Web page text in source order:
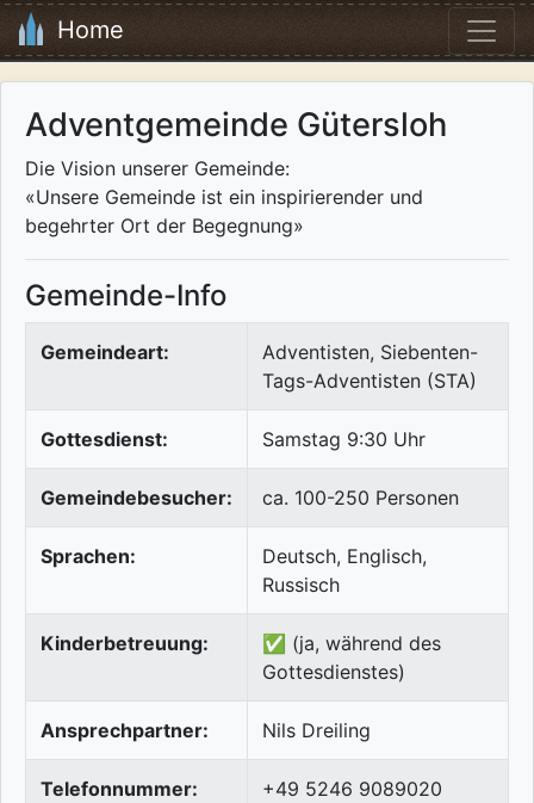
Home
Adventgemeinde Gütersloh
Die Vision unserer Gemeinde:
«Unsere Gemeinde ist ein inspirierender und
begehrter Ort der Begegnung»
Gemeinde-Info
Gemeindeart:
Adventisten, Siebenten-
Tags-Adventisten (STA)
Gottesdienst: Samstag 9:30 Uhr
Gemeindebesucher: ca. 100-250 Personen
Sprachen:
Deutsch, Englisch,
Russisch
Kinderbetreuung:
✅ (ja, während des
Gottesdienstes)
Ansprechpartner: Nils Dreiling
Telefonnummer: +49 5246 9089020